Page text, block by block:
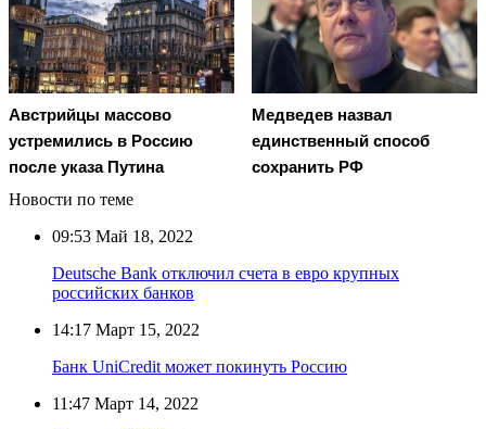
Австрийцы массово
устремились в Россию
после указа Путина
Медведев назвал
единственный способ
сохранить РФ
Новости по теме
09:53 Май 18, 2022
Deutsche Bank отключил счета в евро крупных
российских банков
14:17 Март 15, 2022
Банк UniCredit может покинуть Россию
11:47 Март 14, 2022